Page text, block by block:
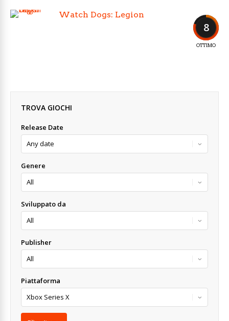
8
OTTIMO
Watch Dogs: Legion
TROVA GIOCHI
Release Date
Genere
Sviluppato da
Publisher
Piattaforma